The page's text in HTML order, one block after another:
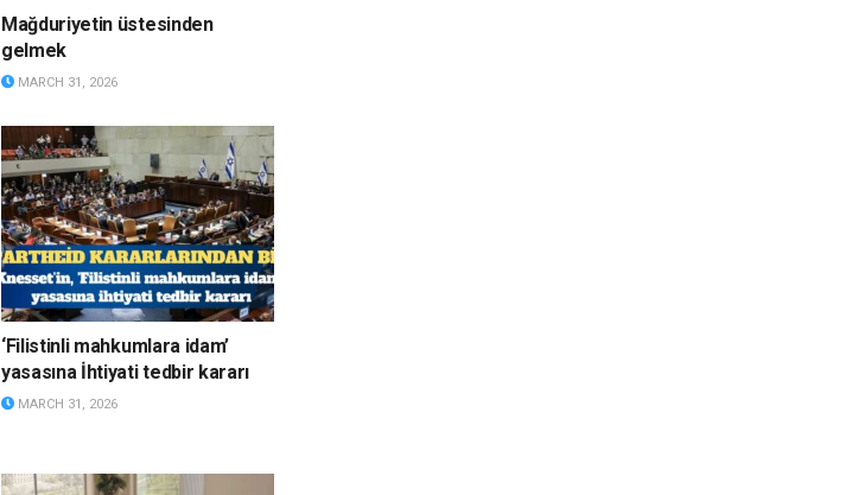
Mağduriyetin üstesinden
gelmek
MARCH 31, 2026
‘Filistinli mahkumlara idam’
yasasına İhtiyati tedbir kararı
MARCH 31, 2026